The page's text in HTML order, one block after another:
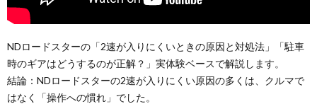
NDロードスターの「2速が入りにくいときの原因と対処法」「駐車
時のギアはどうするのが正解？」実体験ベースで解説します。
結論：NDロードスターの2速が入りにくい原因の多くは、クルマで
はなく「操作への慣れ」でした。